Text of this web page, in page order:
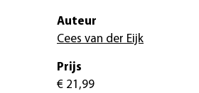
Auteur
Cees van der Eijk
Prijs
€ 21,99